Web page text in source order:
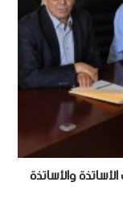
والأساتذة